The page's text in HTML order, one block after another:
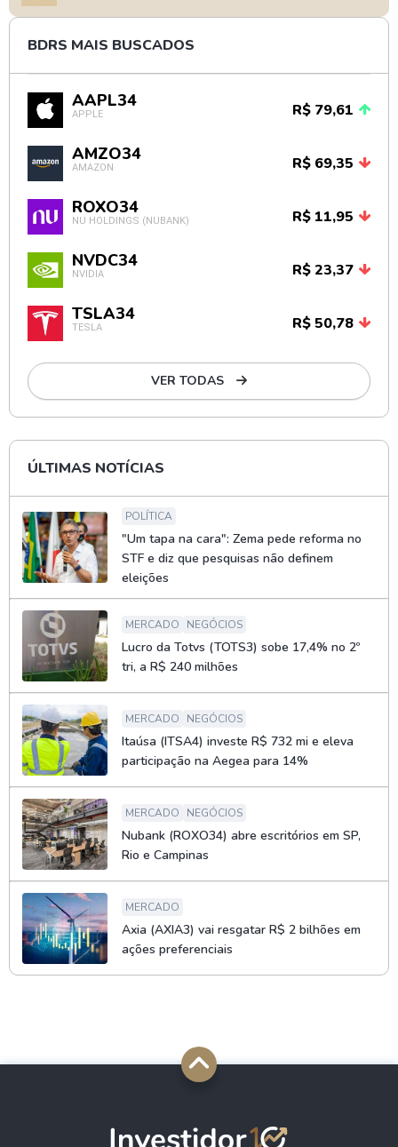
BDRS MAIS BUSCADOS
AAPL34
APPLE R$ 79,61
AMZO34
AMAZON R$ 69,35
ROXO34
NU HOLDINGS (NUBANK) R$ 11,95
NVDC34
NVIDIA R$ 23,37
TSLA34
TESLA R$ 50,78
VER TODAS
ÚLTIMAS NOTÍCIAS
POLÍTICA
"Um tapa na cara": Zema pede reforma no
STF e diz que pesquisas não definem
eleições
MERCADO NEGÓCIOS
Lucro da Totvs (TOTS3) sobe 17,4% no 2º
tri, a R$ 240 milhões
MERCADO NEGÓCIOS
Itaúsa (ITSA4) investe R$ 732 mi e eleva
participação na Aegea para 14%
MERCADO NEGÓCIOS
Nubank (ROXO34) abre escritórios em SP,
Rio e Campinas
MERCADO
Axia (AXIA3) vai resgatar R$ 2 bilhões em
ações preferenciais